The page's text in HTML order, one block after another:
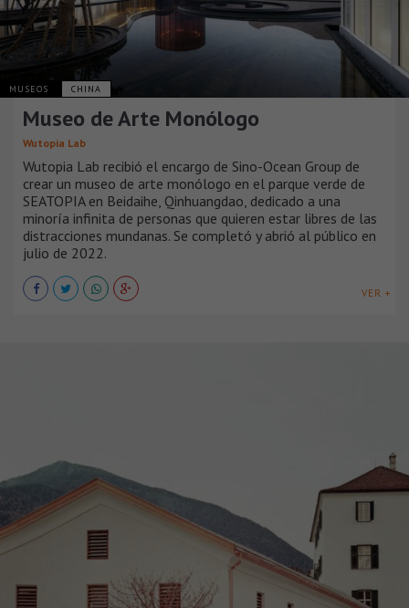
MUSEOS CHINA
Museo de Arte Monólogo
Wutopia Lab
Wutopia Lab recibió el encargo de Sino-Ocean Group de
crear un museo de arte monólogo en el parque verde de
SEATOPIA en Beidaihe, Qinhuangdao, dedicado a una
minoría infinita de personas que quieren estar libres de las
distracciones mundanas. Se completó y abrió al público en
julio de 2022.
VER +